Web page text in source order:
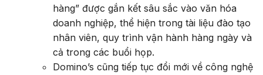
hàng” được gắn kết sâu sắc vào văn hóa
doanh nghiệp, thể hiện trong tài liệu đào tạo
nhân viên, quy trình vận hành hàng ngày và
cả trong các buổi họp.
Domino’s cũng tiếp tục đổi mới về công nghệ